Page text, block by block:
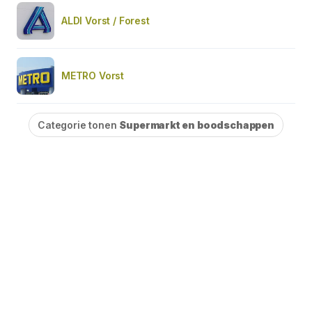
ALDI Vorst / Forest
METRO Vorst
Categorie tonen Supermarkt en boodschappen